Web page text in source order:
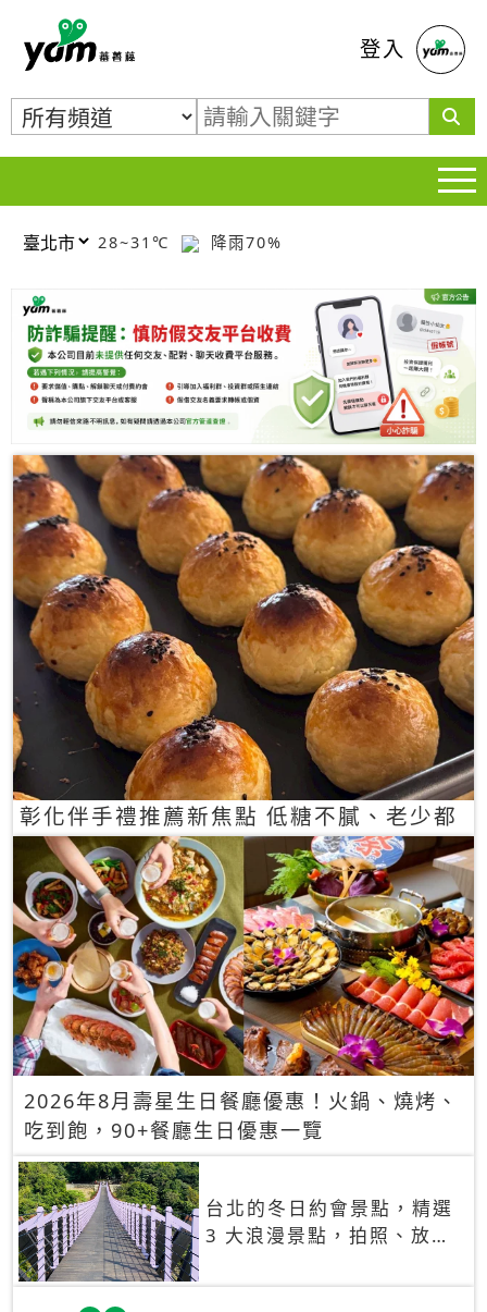
登入
28~31℃ 降雨70%
彰化伴手禮推薦新焦點 低糖不膩、老少都
愛的一口蛋黃酥禮盒
2026年8月壽星生日餐廳優惠！火鍋、燒烤、
吃到飽，90+餐廳生日優惠一覽
台北的冬日約會景點，精選
3 大浪漫景點，拍照、放閃